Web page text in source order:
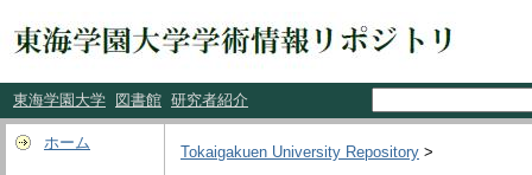
東海学園大学 図書館 研究者紹介
ホーム
Tokaigakuen University Repository >